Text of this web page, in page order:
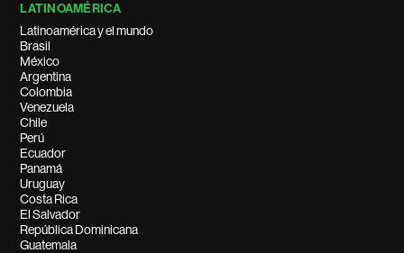
LATINOAMÉRICA
Latinoamérica y el mundo
Brasil
México
Argentina
Colombia
Venezuela
Chile
Perú
Ecuador
Panamá
Uruguay
Costa Rica
El Salvador
República Dominicana
Guatemala